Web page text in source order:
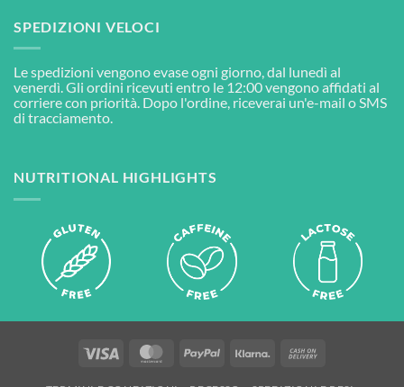
SPEDIZIONI VELOCI
Le spedizioni vengono evase ogni giorno, dal lunedì al
venerdì. Gli ordini ricevuti entro le 12:00 vengono affidati al
corriere con priorità. Dopo l'ordine, riceverai un'e-mail o SMS
di tracciamento.
NUTRITIONAL HIGHLIGHTS
Visa MasterCardPayPal Klarna